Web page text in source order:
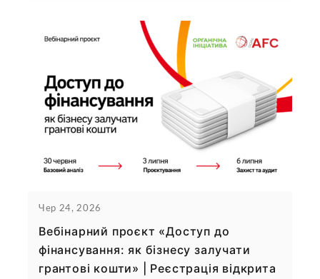
Чер 24, 2026
Вебінарний проєкт «Доступ до
фінансування: як бізнесу залучати
грантові кошти» | Реєстрація відкрита